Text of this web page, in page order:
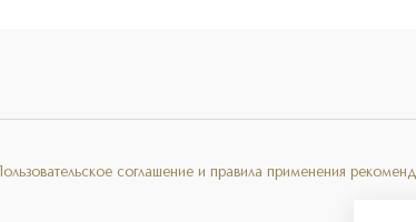
Пользовательское соглашение и правила применения